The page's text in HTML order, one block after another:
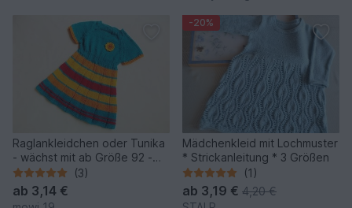
Raglankleidchen oder Tunika
- wächst mit ab Größe 92 -
Strickanleitung
(3)
ab 3,14 €
-20%
Mädchenkleid mit Lochmuster
* Strickanleitung * 3 Größen
(1)
ab 3,19 € 4,20 €